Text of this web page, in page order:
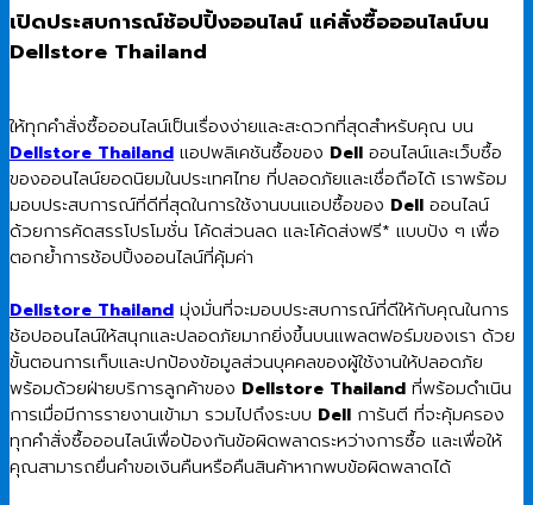
6,200.00 ฿.4,300.00 ฿.
เปิดประสบการณ์ช้อปปิ้งออนไลน์ แค่สั่งซื้อออนไลน์บน
Dellstore Thailand
ให้ทุกคำสั่งซื้อออนไลน์เป็นเรื่องง่ายและสะดวกที่สุดสำหรับคุณ บน
Dellstore Thailand แอปพลิเคชันซื้อของ Dell ออนไลน์และเว็บซื้อ
ของออนไลน์ยอดนิยมในประเทศไทย ที่ปลอดภัยและเชื่อถือได้ เราพร้อม
มอบประสบการณ์ที่ดีที่สุดในการใช้งานบนแอปซื้อของ Dell ออนไลน์
ด้วยการคัดสรรโปรโมชั่น โค้ดส่วนลด และโค้ดส่งฟรี* แบบปัง ๆ เพื่อ
ตอกย้ำการช้อปปิ้งออนไลน์ที่คุ้มค่า
Dellstore Thailand มุ่งมั่นที่จะมอบประสบการณ์ที่ดีให้กับคุณในการ
ช้อปออนไลน์ให้สนุกและปลอดภัยมากยิ่งขึ้นบนแพลตฟอร์มของเรา ด้วย
ขั้นตอนการเก็บและปกป้องข้อมูลส่วนบุคคลของผู้ใช้งานให้ปลอดภัย
พร้อมด้วยฝ่ายบริการลูกค้าของ Dellstore Thailand ที่พร้อมดำเนิน
การเมื่อมีการรายงานเข้ามา รวมไปถึงระบบ Dell การันตี ที่จะคุ้มครอง
ทุกคำสั่งซื้อออนไลน์เพื่อป้องกันข้อผิดพลาดระหว่างการซื้อ และเพื่อให้
คุณสามารถยื่นคำขอเงินคืนหรือคืนสินค้าหากพบข้อผิดพลาดได้